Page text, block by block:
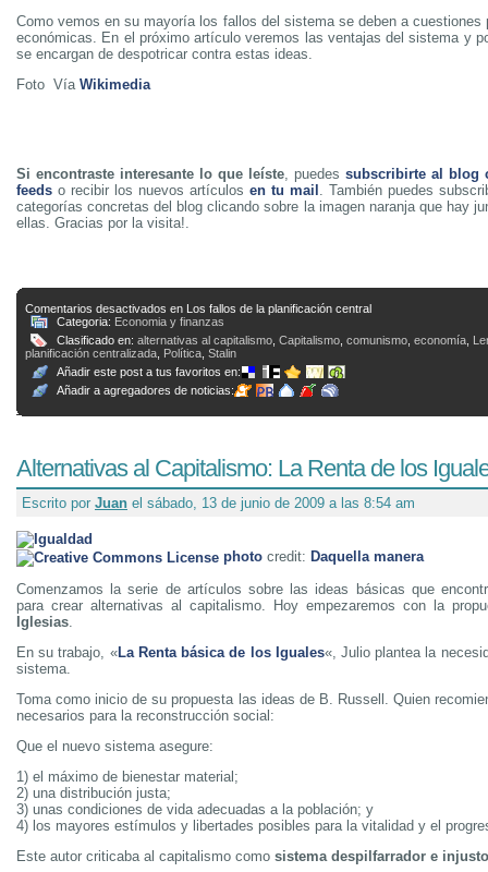
Como vemos en su mayoría los fallos del sistema se deben a cuestiones
económicas. En el próximo artículo veremos las ventajas del sistema y
se encargan de despotricar contra estas ideas.
Foto Vía Wikimedia
Si encontraste interesante lo que leíste, puedessubscribirte al blog
feeds o recibir los nuevos artículosen tu mail . También puedes
categorías concretas del blog clicando sobre la imagen naranja que hay
ellas. Gracias por la visita!.
Comentarios desactivados en Los fallos de la planificación central
Categoria: Economia y finanzas
Clasificado en: alternativas al capitalismo Capitalismo comunismo economía
planificación centralizada Política Stalin
Añadir este post a tus favoritos en:
Añadir a agregadores de noticias:
Alternativas al Capitalismo: La Renta de los
Escrito por Juan el sábado, 13 de junio de 2009 a las 8:54 am
photo credit: Daquella manera
Comenzamos la serie de artículos sobre las ideas básicas que
para crear alternativas al capitalismo. Hoy empezaremos con la
Iglesias
En su trabajo, «La Renta básica de los Iguales«, Julio plantea la
sistema.
Toma como inicio de su propuesta las ideas de B. Russell. Quien
necesarios para la reconstrucción social:
Que el nuevo sistema asegure:
1) el máximo de bienestar material;
2) una distribución justa;
3) unas condiciones de vida adecuadas a la población; y
4) los mayores estímulos y libertades posibles para la vitalidad y el
Este autor criticaba al capitalismo como sistema despilfarrador e